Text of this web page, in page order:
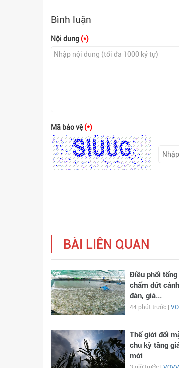
Bình luận
Nội dung (*)
Mã bảo vệ(*)
BÀI LIÊN QUAN
Điều phối
chấm dứt
đàn, giá...
44 phút trước |
Thế giới đối
chu kỳ tăng
mới